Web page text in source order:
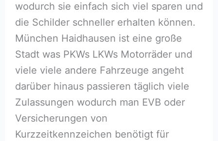
wodurch sie einfach sich viel sparen und
die Schilder schneller erhalten können.
München Haidhausen ist eine große
Stadt was PKWs LKWs Motorräder und
viele viele andere Fahrzeuge angeht
darüber hinaus passieren täglich viele
Zulassungen wodurch man EVB oder
Versicherungen von
Kurzzeitkennzeichen benötigt für